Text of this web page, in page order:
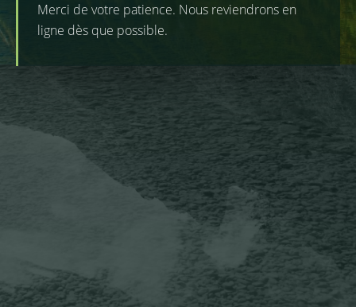
Merci de votre patience. Nous reviendrons en
ligne dès que possible.